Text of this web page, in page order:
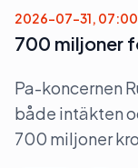
2026-07-31, 07:00
700 miljoner
Pa-koncernen
både intäkten
700 miljoner